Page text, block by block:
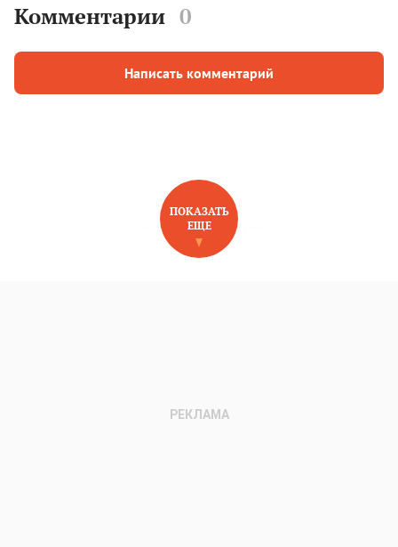
Комментарии 0
Написать комментарий
НОВОЕ НА САЙТЕ
ПОКАЗАТЬ
ЕЩЕ